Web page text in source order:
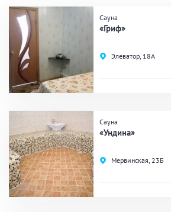
Поводы
Загородный отдых
Праздник/Корпоратив
Вместимость
до 10 человек
от 20 человек
Сауна
«Гриф»
Элеватор, 18А
Сауна
«Ундина»
Мервинская, 23Б